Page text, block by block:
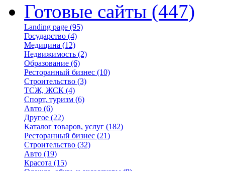
Готовые сайты (447)
Landing page (95)
Государство (4)
Медицина (12)
Недвижимость (2)
Образование (6)
Ресторанный бизнес (10)
Строительство (3)
ТСЖ, ЖСК (4)
Спорт, туризм (6)
Авто (6)
Другое (22)
Каталог товаров, услуг (182)
Ресторанный бизнес (21)
Строительство (32)
Авто (19)
Красота (15)